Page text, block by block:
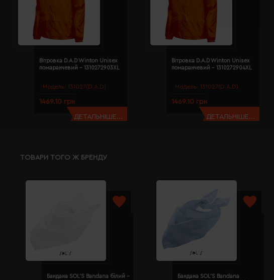
Модель: 131027(D.A.D)
Вітровка D.A.D Winton Unisex
помаранчевий - 1310272903XL
1469.10 грн
ДЕТАЛЬНІШЕ...
Модель: 131027(D.A.D)
Вітровка D.A.D Winton Unisex
помаранчевий - 1310272904XL
1469.10 грн
ДЕТАЛЬНІШЕ...
ТОВАРИ ТОГО Ж БРЕНДУ
Бандана SOL'S Bandana білий -
Бандана SOL'S Bandana